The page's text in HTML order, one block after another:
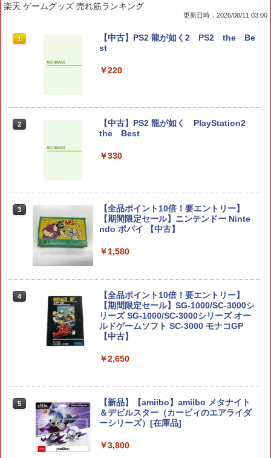
1
Switch2 保護フィルム スイッチ2 保護フ
ィルム switch2 フィルム Switch2 ガラ
貼り付け キット カバー Switch 2 本体
￥1,000
ゼノブレイド ディフィニティブ・エディ
￥6,650
ファイアーエムブレム 万紫千紅 【Switc
【特典】進撃の巨人3 Switch2版(【早
楽天 ゲームグッズ 売れ筋ランキング
更新日時：2026/08/11 03:00
1
【中古】PS2 龍が如く2 PS2 the Be
st
￥220
2
【中古】PS2 龍が如く PlayStation2
the Best
￥330
3
【全品ポイント10倍！要エントリー】
【期間限定セール】ニンテンドー Ninte
ndo ポパイ 【中古】
￥1,580
4
【全品ポイント10倍！要エントリー】
【期間限定セール】SG-1000/SC-3000シ
リーズ SG-1000/SC-3000シリーズ オー
ルドゲームソフト SC-3000 モナコGP
【中古】
￥2,650
5
【新品】【amiibo】amiibo メタナイト
＆デビルスター（カービィのエアライダ
ーシリーズ）[在庫品]
￥3,800